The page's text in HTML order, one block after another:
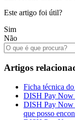
Este artigo foi útil?
Sim
Não
Artigos
Ficha técnica
DISH Pay Now
DISH Pay Now
que posso